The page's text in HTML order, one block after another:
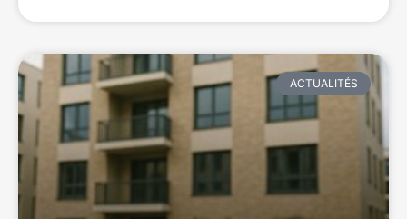
ACTUALITÉS